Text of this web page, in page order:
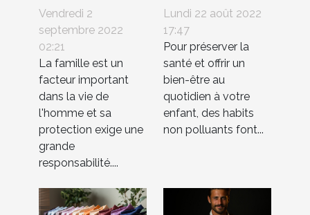
nos services
Vendredi 2
septembre 2022
02:21
La famille est un
facteur important
dans la vie de
l'homme et sa
protection exige une
grande
responsabilité....
choisir des
vêtements
éthiques et
responsables
pour votre
enfant ?
Lundi 22 août 2022
17:47
Pour préserver la
santé et offrir un
bien-être au
quotidien à votre
enfant, des habits
non polluants font...